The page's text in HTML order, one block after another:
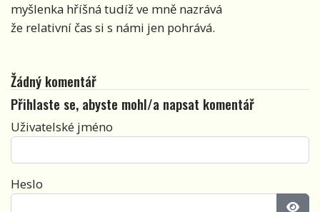
myšlenka hříšná tudíž ve mně nazrává
že relativní čas si s námi jen pohrává.
Žádný komentář
Přihlaste se, abyste mohl/a napsat komentář
Uživatelské jméno
Heslo